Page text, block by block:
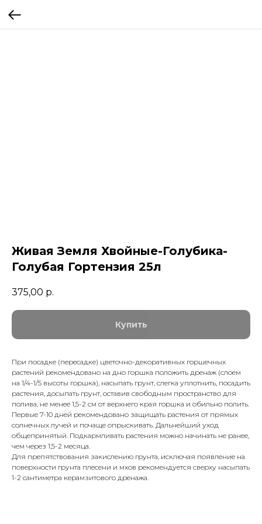
Живая Земля Хвойные-Голубика-
Голубая Гортензия 25л
375,00 р.
Купить
При посадке (пересадке) цветочно-декоративных горшечных
растений рекомендовано на дно горшка положить дренаж (слоем
на 1/4-1/5 высоты горшка), насыпать грунт, слегка уплотнить, посадить
растения, досыпать грунт, оставив свободным пространство для
полива, не менее 1,5-2 см от верхнего края горшка и обильно полить.
Первые 7-10 дней рекомендовано защищать растения от прямых
солнечных лучей и почаще опрыскивать. Дальнейший уход
общепринятый. Подкармливать растения можно начинать не ранее,
чем через 1,5-2 месяца.
Для препятствования закислению грунта, исключая появление на
поверхности грунта плесени и мхов рекомендуется сверху насыпать
1-2 сантиметра керамзитового дренажа.